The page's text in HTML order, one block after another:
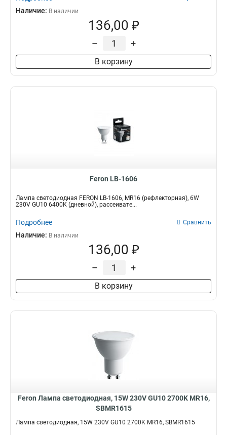
Наличие: В наличии
136,00 ₽
– +
В корзину
Feron LB-1606
Лампа светодиодная FERON LB-1606, MR16 (рефлекторная), 6W
230V GU10 6400К (дневной), рассеивате...
Подробнее Сравнить
Наличие: В наличии
136,00 ₽
– +
В корзину
Feron Лампа светодиодная, 15W 230V GU10 2700K MR16,
SBMR1615
Лампа светодиодная, 15W 230V GU10 2700K MR16, SBMR1615